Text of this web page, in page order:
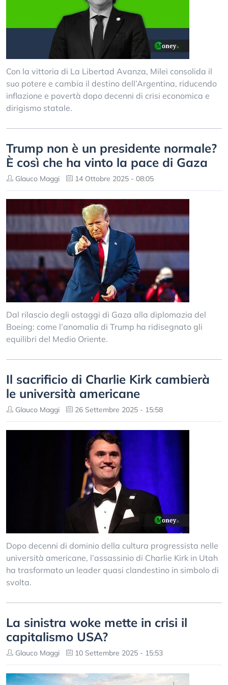
Con la vittoria di La Libertad Avanza, Milei consolida il
suo potere e cambia il destino dell’Argentina, riducendo
inflazione e povertà dopo decenni di crisi economica e
dirigismo statale.
Trump non è un presidente normale?
È così che ha vinto la pace di Gaza
Glauco Maggi 14 Ottobre 2025 - 08:05
Dal rilascio degli ostaggi di Gaza alla diplomazia del
Boeing: come l’anomalia di Trump ha ridisegnato gli
equilibri del Medio Oriente.
Il sacrificio di Charlie Kirk cambierà
le università americane
Glauco Maggi 26 Settembre 2025 - 15:58
Dopo decenni di dominio della cultura progressista nelle
università americane, l’assassinio di Charlie Kirk in Utah
ha trasformato un leader quasi clandestino in simbolo di
svolta.
La sinistra woke mette in crisi il
capitalismo USA?
Glauco Maggi 10 Settembre 2025 - 15:53